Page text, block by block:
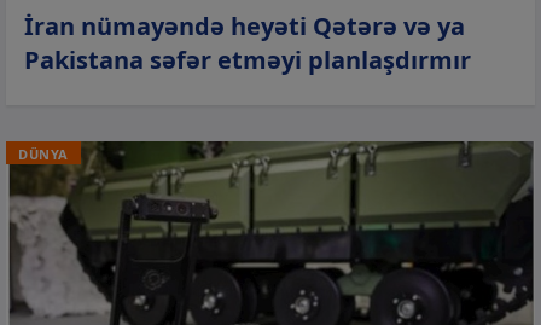
İran nümayəndə heyəti Qətərə və ya
Pakistana səfər etməyi planlaşdırmır
DÜNYA